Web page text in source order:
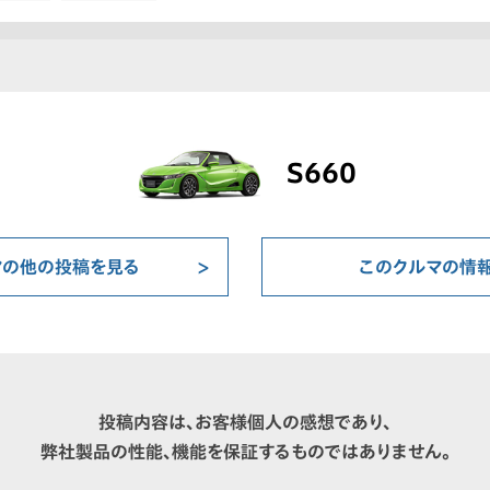
S660
他の投稿を見る このクルマの情
投稿内容は、お客様個人の感想であり、
弊社製品の性能、機能を保証するものではありません。